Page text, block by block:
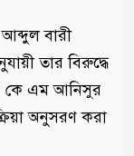
বারী
তার বিরুদ্ধে
এ কে এম আনিসুর
অনুসরণ করা